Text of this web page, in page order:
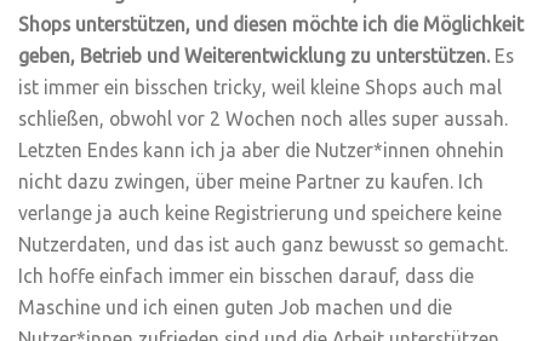
Shops unterstützen, und diesen möchte ich die Möglichkeit
geben, Betrieb und Weiterentwicklung zu unterstützen. Es
ist immer ein bisschen tricky, weil kleine Shops auch mal
schließen, obwohl vor 2 Wochen noch alles super aussah.
Letzten Endes kann ich ja aber die Nutzer*innen ohnehin
nicht dazu zwingen, über meine Partner zu kaufen. Ich
verlange ja auch keine Registrierung und speichere keine
Nutzerdaten, und das ist auch ganz bewusst so gemacht.
Ich hoffe einfach immer ein bisschen darauf, dass die
Maschine und ich einen guten Job machen und die